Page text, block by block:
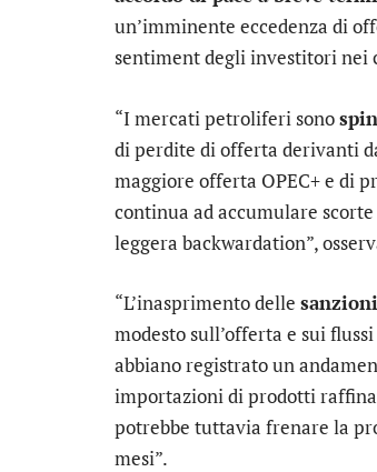
un’imminente eccedenza di
sentiment degli investitori nei
“I mercati petroliferi sono
di perdite di offerta derivanti
maggiore offerta OPEC+ e di
continua ad accumulare
leggera backwardation”,
“L’inasprimento delle
modesto sull’offerta e sui
abbiano registrato un
importazioni di prodotti
potrebbe tuttavia frenare la
mesi”.